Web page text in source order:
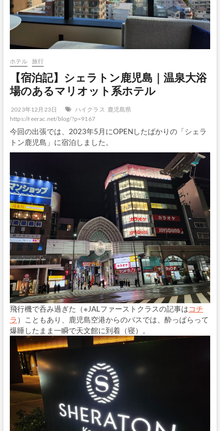
ホテル 旅行
【宿泊記】シェラトン鹿児島｜温泉大浴
場のあるマリオット系ホテル
2023年12月23日 ハイクラス 鹿児島県
https://reerac.net/blog/?p=9167
今回の出張では、2023年5月にOPENしたばかりの「シェラ
トン鹿児島」に宿泊しました。
飛行機で呑み過ぎた（※JALファーストクラスの記事はコチ
ラ ）こともあり、鹿児島空港からのバスでは、酔っぱらって
爆睡したまま一瞬で天文館に到着（寝）。